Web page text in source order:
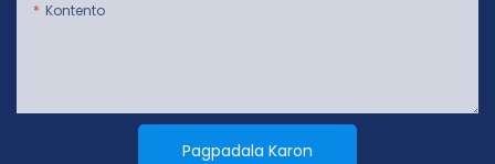
Kontento
Pagpadala Karon